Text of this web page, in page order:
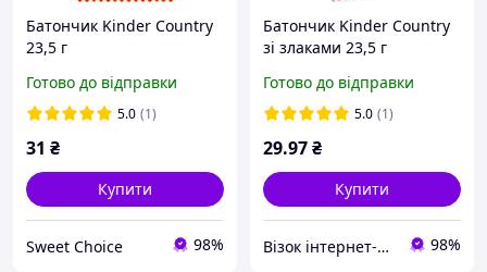
Батончик Kinder Country
23,5 г
Готово до відправки
5.0 (1)
31 ₴
Купити
Sweet Choice 98%
Батончик Kinder Country
зі злаками 23,5 г
Готово до відправки
5.0 (1)
29.97₴
Купити
Візок інтернет-магазин 98%